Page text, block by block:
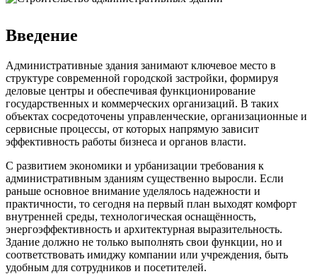
Введение
Административные здания занимают ключевое место в
структуре современной городской застройки, формируя
деловые центры и обеспечивая функционирование
государственных и коммерческих организаций. В таких
объектах сосредоточены управленческие, организационные и
сервисные процессы, от которых напрямую зависит
эффективность работы бизнеса и органов власти.
С развитием экономики и урбанизации требования к
административным зданиям существенно выросли. Если
раньше основное внимание уделялось надежности и
практичности, то сегодня на первый план выходят комфорт
внутренней среды, технологическая оснащённость,
энергоэффективность и архитектурная выразительность.
Здание должно не только выполнять свои функции, но и
соответствовать имиджу компании или учреждения, быть
удобным для сотрудников и посетителей.